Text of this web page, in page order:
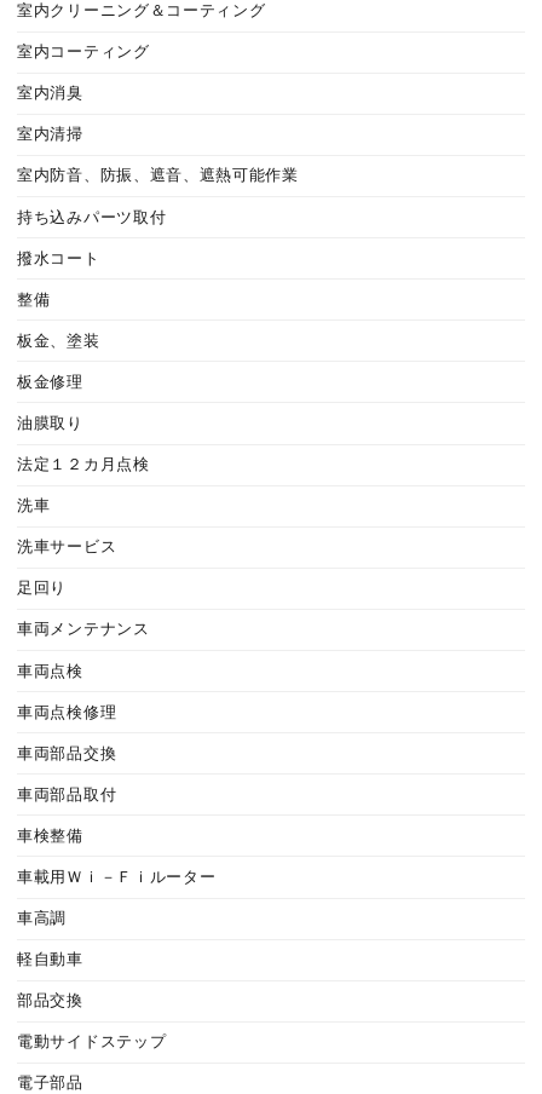
室内クリーニング＆コーティング
室内コーティング
室内消臭
室内清掃
室内防音、防振、遮音、遮熱可能作業
持ち込みパーツ取付
撥水コート
整備
板金、塗装
板金修理
油膜取り
法定１２カ月点検
洗車
洗車サービス
足回り
車両メンテナンス
車両点検
車両点検修理
車両部品交換
車両部品取付
車検整備
車載用Ｗｉ－Ｆｉルーター
車高調
軽自動車
部品交換
電動サイドステップ
電子部品